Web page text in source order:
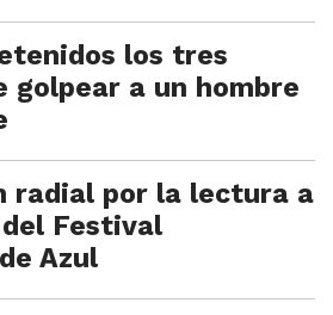
los tres
golpear a un hombre
radial por la lectura a
Festival
Azul